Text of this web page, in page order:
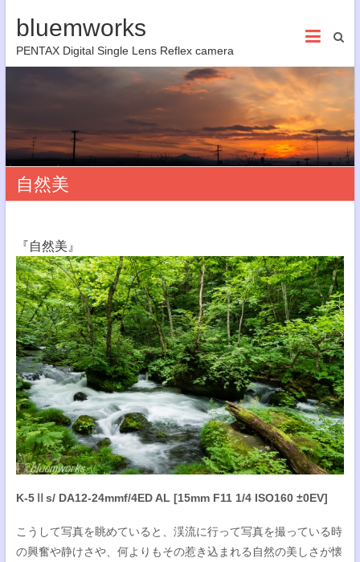
bluemworks
PENTAX Digital Single Lens Reflex camera
自然美
『自然美』
K-5Ⅱs/ DA12-24mmf/4ED AL [15mm F11 1/4 ISO160 ±0EV]
こうして写真を眺めていると、渓流に行って写真を撮っている時
の興奮や静けさや、何よりもその惹き込まれる自然の美しさが懐